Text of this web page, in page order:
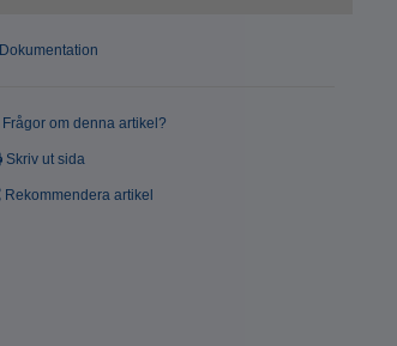
Dokumentation
Frågor om denna artikel?
Skriv ut sida
Rekommendera artikel